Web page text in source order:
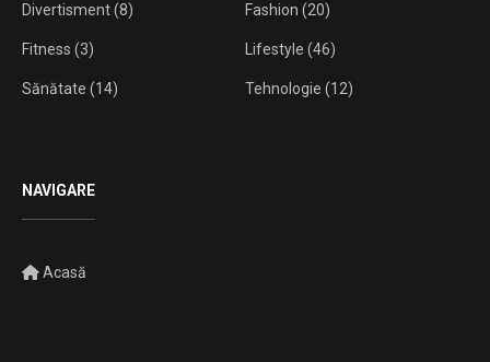
Divertisment(8) Fashion (20)
Fitness (3) Lifestyle (46)
Sănătate (14) Tehnologie (12)
NAVIGARE
Acasă